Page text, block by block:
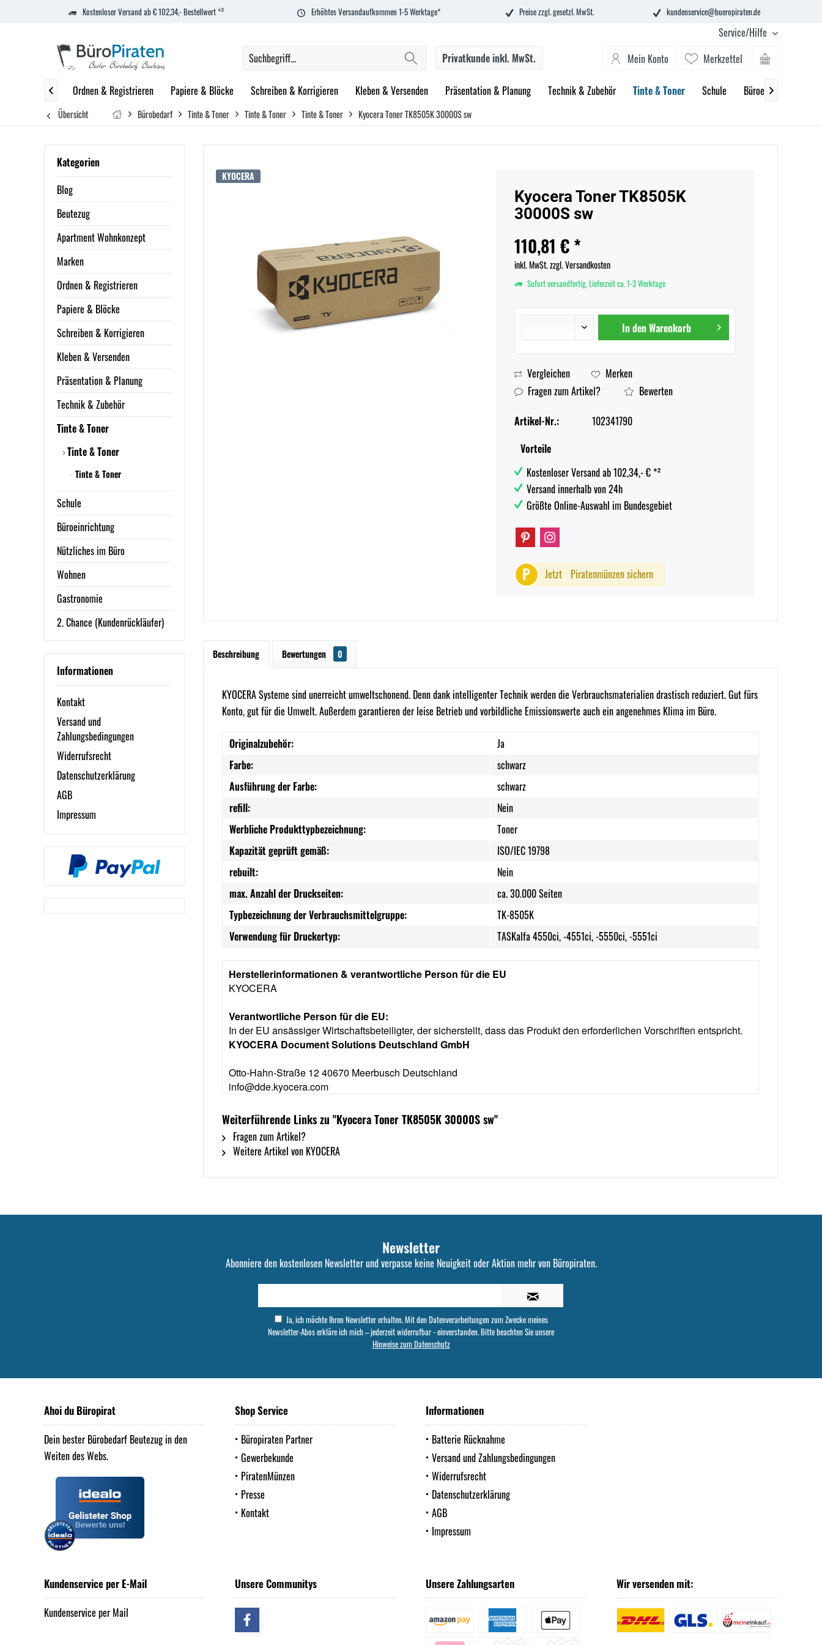
Kostenloser Versand ab € 102,34,- Bestellwert *² Erhöhtes Versandaufkommen 1-5 Werktage* Preise zzgl. gesetzl. MwSt. kundenservice@bueropiraten.de
Service/Hilfe
Merkzettel
Mein Konto
Privatkundeinkl. MwSt.
Marken Ordnen & Registrieren Papiere & Blöcke Schreiben & Korrigieren Kleben & Versenden Präsentation & Planung Technik & Zubehör Tinte & Toner Schule Büroeinrichtung
 
Übersicht Bürobedarf Tinte & Toner Tinte & Toner Tinte & Toner Kyocera Toner TK8505K 30000S sw
Kategorien
Blog
Beutezug
Apartment Wohnkonzept
Marken
Ordnen & Registrieren
Papiere & Blöcke
Schreiben & Korrigieren
Kleben & Versenden
Präsentation & Planung
Technik & Zubehör
Tinte & Toner
Tinte & Toner
Tinte & Toner
Schule
Büroeinrichtung
Nützliches im Büro
Wohnen
Gastronomie
2. Chance (Kundenrückläufer)
Informationen
Kontakt
Versand und
Zahlungsbedingungen
Widerrufsrecht
Datenschutzerklärung
AGB
Impressum
KYOCERA
Kyocera Toner TK8505K
30000S sw
110,81 € *
inkl. MwSt.zzgl. Versandkosten
Sofort versandfertig, Lieferzeit ca. 1-3 Werktage
In denWarenkorb
Vergleichen
Merken
Fragen zum Artikel?
Bewerten
Artikel-Nr.:
102341790
Vorteile
Kostenloser Versand ab 102,34,- € *²
Versand innerhalb von 24h
Größte Online-Auswahl im Bundesgebiet
P Jetzt Piratenmünzen sichern
Beschreibung Bewertungen 0
KYOCERA Systeme sind unerreicht umweltschonend. Denn dank intelligenter Technik werden die Verbrauchsmaterialien drastisch reduziert. Gut fürs
Konto, gut für die Umwelt. Außerdem garantieren der leise Betrieb und vorbildliche Emissionswerte auch ein angenehmes Klima im Büro.
Originalzubehör:
Ja
Farbe:
schwarz
Ausführung der Farbe:
schwarz
refill:
Nein
Werbliche Produkttypbezeichnung:
Toner
Kapazität geprüft gemäß:
ISO/IEC 19798
rebuilt:
Nein
max. Anzahl der Druckseiten:
ca. 30.000 Seiten
Typbezeichnung der Verbrauchsmittelgruppe:
TK-8505K
Verwendung für Druckertyp:
TASKalfa 4550ci, -4551ci, -5550ci, -5551ci
Herstellerinformationen & verantwortliche Person für die EU
KYOCERA
Verantwortliche Person für die EU:
In der EU ansässiger Wirtschaftsbeteiligter, der sicherstellt, dass das Produkt den erforderlichen Vorschriften entspricht.
KYOCERA Document Solutions Deutschland GmbH
Otto-Hahn-Straße 12 40670 Meerbusch Deutschland
info@dde.kyocera.com
Weiterführende Links zu "Kyocera Toner TK8505K 30000S sw"
Fragen zum Artikel?
Weitere Artikel von KYOCERA
Newsletter
Abonniere den kostenlosen Newsletter und verpasse keine Neuigkeit oder Aktion mehr von Büropiraten.
Ja, ich möchte Ihren Newsletter erhalten. Mit den Datenverarbeitungen zum Zwecke meines
Newsletter-Abos erkläre ich mich – jederzeit widerrufbar - einverstanden. Bitte beachten Sie unsere
Hinweise zum Datenschutz
Ahoi du Büropirat
Dein bester Bürobedarf Beutezug in den
Weiten des Webs.
Shop Service
Büropiraten Partner
Gewerbekunde
PiratenMünzen
Presse
Kontakt
Informationen
Batterie Rücknahme
Versand und Zahlungsbedingungen
Widerrufsrecht
Datenschutzerklärung
AGB
Impressum
Kundenservice per E-Mail
Kundenservice per Mail
Unsere Communitys Unsere Zahlungsarten Wir versenden mit: